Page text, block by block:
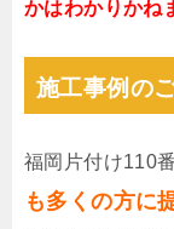
かはわかりかね
施工事例の
福岡片付け110番
も多くの方に